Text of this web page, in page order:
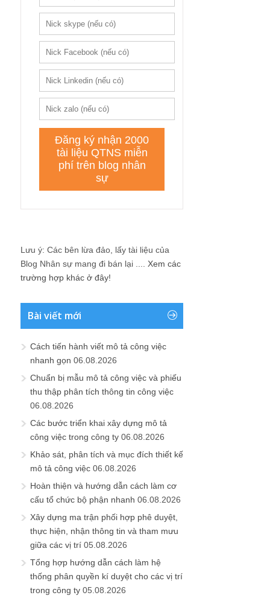
Lưu ý: Các bên lừa đảo, lấy tài liệu của
Blog Nhân sự mang đi bán lại .... Xem các
trường hợp khác ở đây!
Bài viết mới
Cách tiến hành viết mô tả công việc
nhanh gọn 06.08.2026
Chuẩn bị mẫu mô tả công việc và phiếu
thu thập phân tích thông tin công việc
06.08.2026
Các bước triển khai xây dựng mô tả
công việc trong công ty 06.08.2026
Khảo sát, phân tích và mục đích thiết kế
mô tả công việc 06.08.2026
Hoàn thiện và hướng dẫn cách làm cơ
cấu tổ chức bộ phận nhanh 06.08.2026
Xây dựng ma trận phối hợp phê duyệt,
thực hiện, nhận thông tin và tham mưu
giữa các vị trí 05.08.2026
Tổng hợp hướng dẫn cách làm hệ
thống phân quyền kí duyệt cho các vị trí
trong công ty 05.08.2026